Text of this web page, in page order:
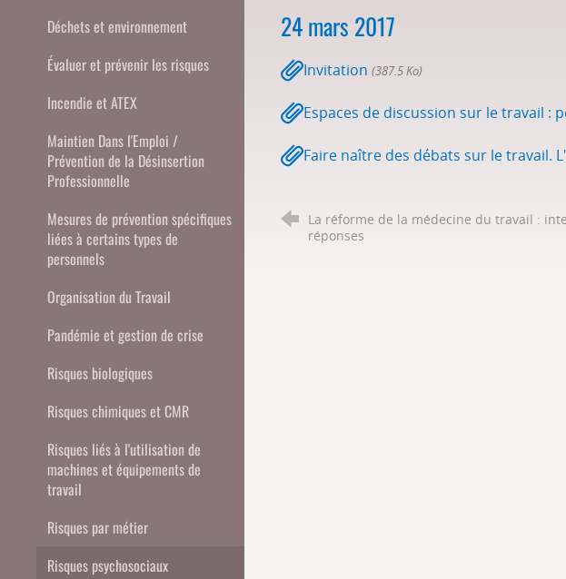
Déchets et environnement
Évaluer et prévenir les risques
Incendie et ATEX
Maintien Dans l'Emploi /
Prévention de la Désinsertion
Professionnelle
Mesures de prévention spécifiques
liées à certains types de
personnels
Organisation du Travail
Pandémie et gestion de crise
Risques biologiques
Risques chimiques et CMR
Risques liés à l'utilisation de
machines et équipements de
travail
Risques par métier
Risques psychosociaux
24 mars 2017
Invitation(387.5 Ko)
Espaces de discussion sur le travail :
Faire naître des débats sur le
La réforme de la médecine du travail :
réponses